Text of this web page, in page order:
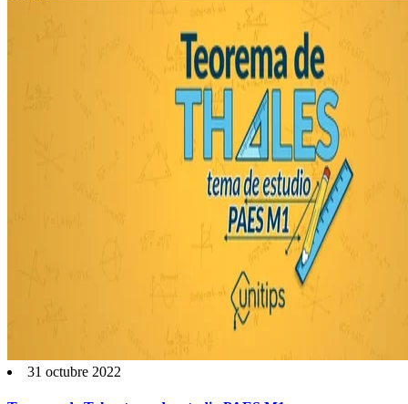
31 octubre 2022